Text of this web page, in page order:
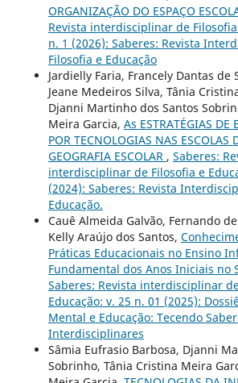
ORGANIZAÇÃO DO ESPAÇO
Revista interdisciplinar de Filosofia
n. 1 (2026): Saberes: Revista
Filosofia e Educação
Jardielly Faria, Francely Dantas de
Jeane Medeiros Silva, Tânia
Djanni Martinho dos Santos
Meira Garcia, As ESTRATÉGIAS DE
POR TECNOLOGIAS NAS ESCOLAS
GEOGRAFIA ESCOLAR , Saberes:
interdisciplinar de Filosofia e
(2024): Saberes: Revista
Educação.
Cauê Almeida Galvão, Fernando
Kelly Araújo dos Santos,
Práticas Educacionais no Ensino
Fundamental dos Anos Iniciais no
Saberes: Revista interdisciplinar
Educação: v. 25 n. 01 (2025):
Mental e Educação: Tecendo
Interdisciplinares
Sâmia Eufrasio Barbosa, Djanni
Sobrinho, Tânia Cristina Meira